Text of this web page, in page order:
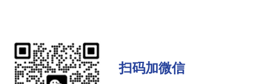
扫码加微信